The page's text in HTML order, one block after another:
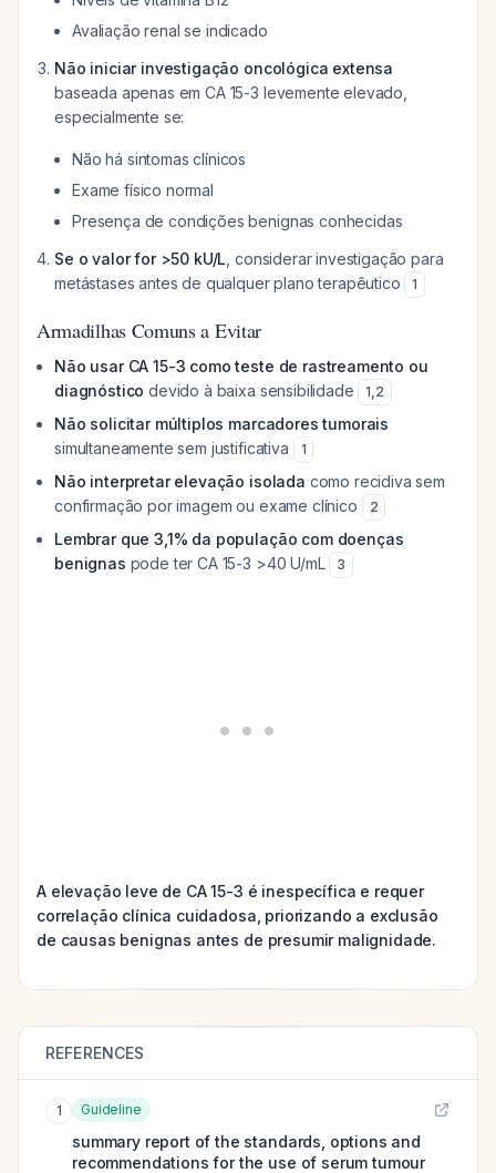
Avaliação renal se indicado
Não iniciar investigação oncológica extensa
baseada apenas em CA 15-3 levemente elevado,
especialmente se:
Não há sintomas clínicos
Exame físico normal
Presença de condições benignas conhecidas
Se o valor for >50 kU/L , considerar investigação para
metástases antes de qualquer plano terapêutico
1
Armadilhas Comuns a Evitar
Não usar CA 15-3 como teste de rastreamento ou
diagnóstico devido à baixa sensibilidade 1,2
Não solicitar múltiplos marcadores tumorais
simultaneamente sem justificativa
1
Não interpretar elevação isolada como recidiva sem
confirmação por imagem ou exame clínico
2
Lembrar que 3,1% da população com doenças
benignas pode ter CA 15-3 >40 U/mL 3
A elevação leve de CA 15-3 é inespecífica e requer
correlação clínica cuidadosa, priorizando a exclusão
de causas benignas antes de presumir malignidade.
REFERENCES
1 Guideline
summary report of the standards, options and
recommendations for the use of serum tumour